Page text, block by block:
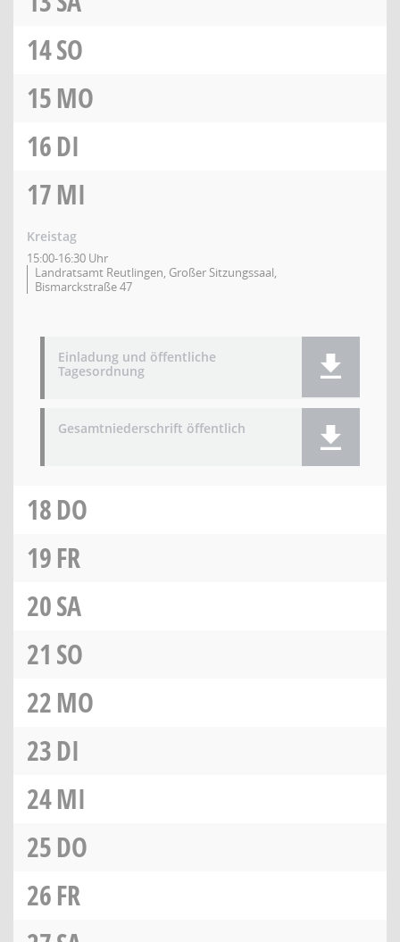
14SO
15MO
16DI
17MI
Kreistag
15:00-16:30 Uhr
Landratsamt Reutlingen, Großer Sitzungssaal,
Bismarckstraße 47
Einladung und öffentliche
Tagesordnung
Gesamtniederschrift öffentlich
18DO
19FR
20SA
21 SO
22MO
23DI
24MI
25DO
26FR